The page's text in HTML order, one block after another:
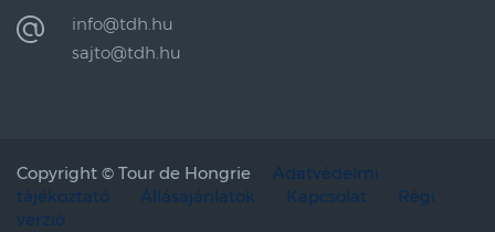
info@tdh.hu
sajto@tdh.hu
Copyright © Tour de Hongrie
Adatvédelmi
tájékoztató
Állásajánlatok Kapcsolat
Régi
verzió